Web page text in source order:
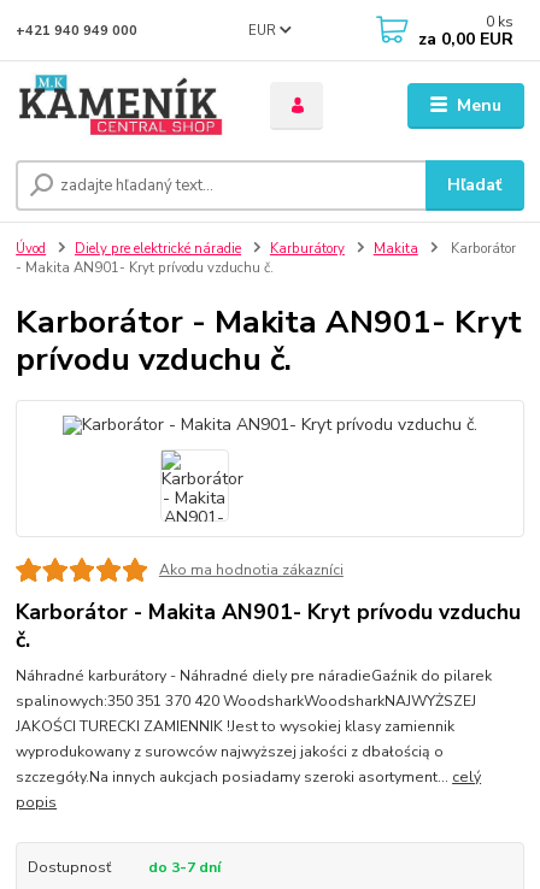
Menu
EUR
Hľadať
+421 940 949 000 0 ks
za 0,00 EUR
Úvod Diely pre elektrické náradie Karburátory Makita
Karborátor
- Makita AN901- Kryt prívodu vzduchu č.
Karborátor - Makita AN901- Kryt
prívodu vzduchu č.
Ako ma hodnotia zákazníci
Karborátor - Makita AN901- Kryt prívodu vzduchu
č.
Náhradné karburátory - Náhradné diely pre náradieGaźnik do pilarek
spalinowych:350 351 370 420 WoodsharkWoodsharkNAJWYŻSZEJ
JAKOŚCI TURECKI ZAMIENNIK !Jest to wysokiej klasy zamiennik
wyprodukowany z surowców najwyższej jakości z dbałością o
szczegóły.Na innych aukcjach posiadamy szeroki asortyment... celý
popis
Dostupnosť do 3-7 dní